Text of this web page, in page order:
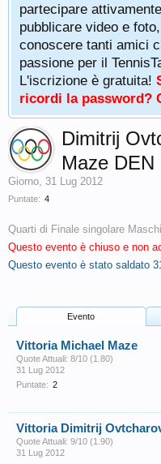
partecipare
pubblicare video e
conoscere tanti amici
passione per il
L'iscrizione è gratuita!
ricordi la password?
Puntate: 4
Dimitrij
Maze DEN
Giorno, 31 Lug 2012
Quarti di Finale singolare
Questo evento è chiuso e non
Questo evento è stato saldato
Evento
Vittoria Michael Maze
Quote Attuali: 8/10 (1.80)
31 Lug 2012
Puntate: 2
Vittoria Dimitrij
Quote Attuali: 9/10 (1.90)
31 Lug 2012